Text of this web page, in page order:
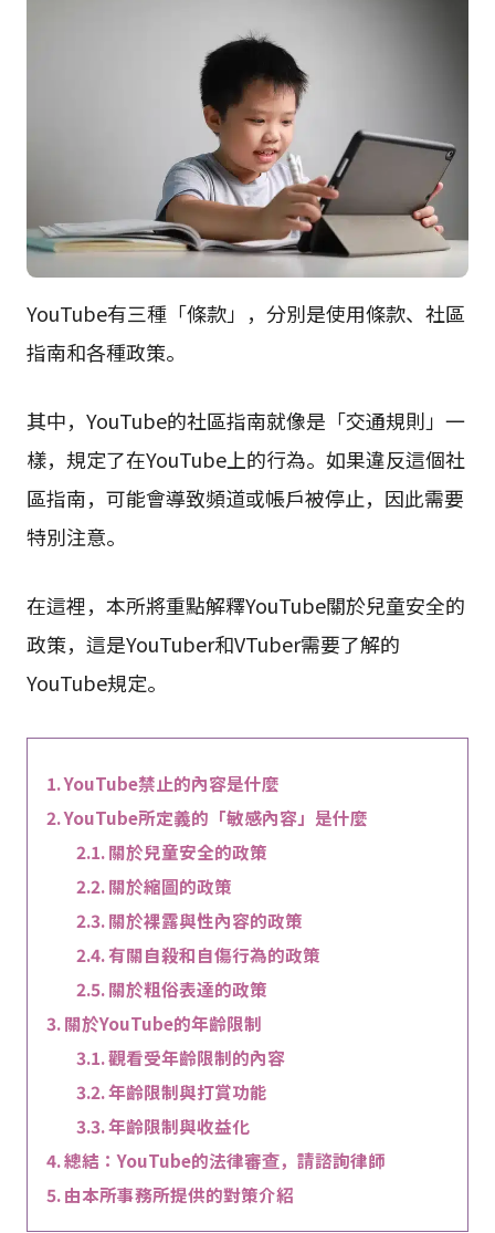
YouTube有三種「條款」，分別是使用條款、社區
指南和各種政策。
其中，YouTube的社區指南就像是「交通規則」一
樣，規定了在YouTube上的行為。如果違反這個社
區指南，可能會導致頻道或帳戶被停止，因此需要
特別注意。
在這裡，本所將重點解釋YouTube關於兒童安全的
政策，這是YouTuber和VTuber需要了解的
YouTube規定。
YouTube禁止的內容是什麼
YouTube所定義的「敏感內容」是什麼
關於兒童安全的政策
關於縮圖的政策
關於裸露與性內容的政策
有關自殺和自傷行為的政策
關於粗俗表達的政策
關於YouTube的年齡限制
觀看受年齡限制的內容
年齡限制與打賞功能
年齡限制與收益化
總結：YouTube的法律審查，請諮詢律師
由本所事務所提供的對策介紹